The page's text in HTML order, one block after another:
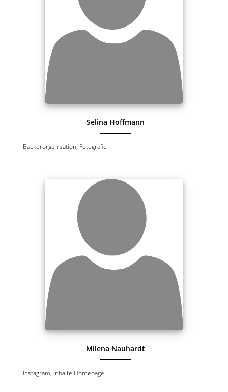
Selina Hoffmann
Bäckerorganisation, Fotografie
Milena Nauhardt
Instagram, Inhalte Homepage